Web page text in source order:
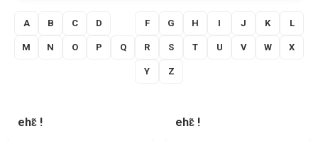
A B C D F G H I J K L
M N O P Q R S T U V W X
Y Z
ehɛ̃ ! ehɛ̃ !